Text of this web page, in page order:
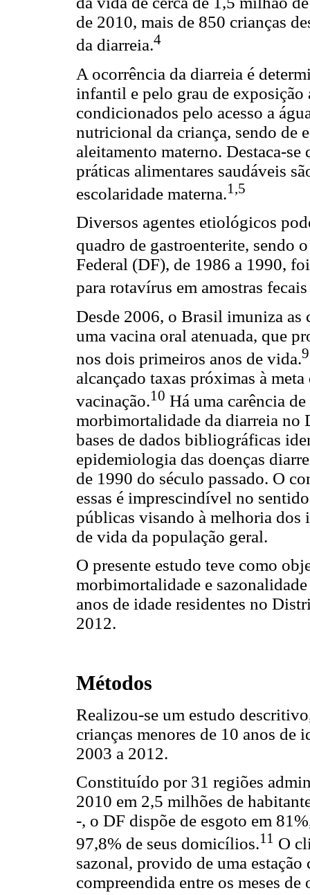
de 2010, mais de 850 crianças
da diarreia.4
A ocorrência da diarreia é
infantil e pelo grau de exposição
condicionados pelo acesso a
nutricional da criança, sendo de
aleitamento materno. Destaca-se
práticas alimentares saudáveis
escolaridade materna.1,5
Diversos agentes etiológicos
quadro de gastroenterite, sendo
Federal (DF), de 1986 a 1990,
para rotavírus em amostras
Desde 2006, o Brasil imuniza as
uma vacina oral atenuada, que
nos dois primeiros anos de vida.9
alcançado taxas próximas à
vacinação.10 Há uma carência
morbimortalidade da diarreia no
bases de dados bibliográficas
epidemiologia das doenças
de 1990 do século passado. O
essas é imprescindível no
públicas visando à melhoria dos
de vida da população geral.
O presente estudo teve como
morbimortalidade e
anos de idade residentes no
2012.
Métodos
Realizou-se um estudo
crianças menores de 10 anos de
2003 a 2012.
Constituído por 31 regiões
2010 em 2,5 milhões de
-, o DF dispõe de esgoto em
97,8% de seus domicílios.11 O
sazonal, provido de uma
compreendida entre os meses